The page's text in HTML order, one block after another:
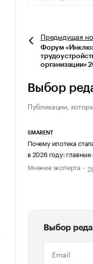
Предыдущая
Форум
организации»
Выбор
Публикации,
SMARENT
Почему ипотека
в 2026 году:
Мнение эксперта
Выбор